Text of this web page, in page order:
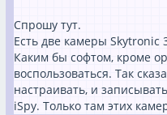
Спрошу тут.
Есть две камеры Skytronic
Каким бы софтом, кроме
воспользоваться. Так
настраивать, и
iSpy. Только там этих